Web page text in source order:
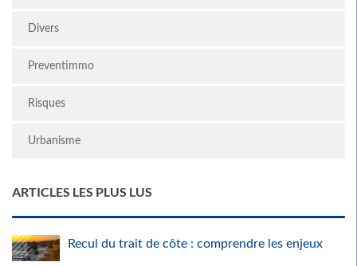
Divers
Preventimmo
Risques
Urbanisme
ARTICLES LES PLUS LUS
Recul du trait de côte : comprendre les enjeux